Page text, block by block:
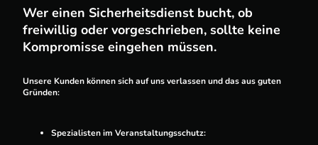
Wer einen Sicherheitsdienst bucht, ob
freiwillig oder vorgeschrieben, sollte keine
Kompromisse eingehen müssen.
Unsere Kunden können sich auf uns verlassen und das aus guten
Gründen:
Spezialisten im Veranstaltungsschutz: